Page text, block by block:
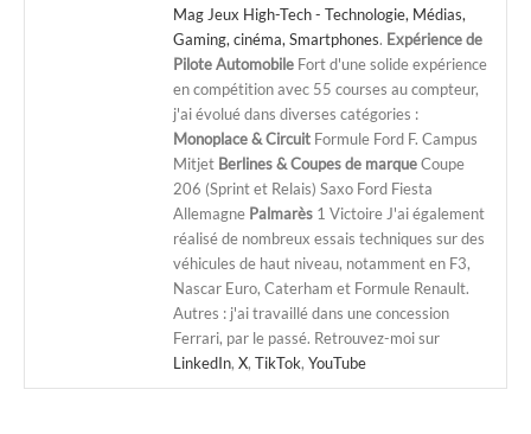
Mag Jeux High-Tech - Technologie, Médias,
Gaming, cinéma, Smartphones. Expérience de
Pilote Automobile Fort d'une solide expérience
en compétition avec 55 courses au compteur,
j'ai évolué dans diverses catégories :
Monoplace & Circuit Formule Ford F. Campus
Mitjet Berlines & Coupes de marqueCoupe
206 (Sprint et Relais) Saxo Ford Fiesta
Allemagne Palmarès 1 Victoire J'ai également
réalisé de nombreux essais techniques sur des
véhicules de haut niveau, notamment en F3,
Nascar Euro, Caterham et Formule Renault.
Autres : j'ai travaillé dans une concession
Ferrari, par le passé. Retrouvez-moi sur
LinkedIn, X, TikTok, YouTube